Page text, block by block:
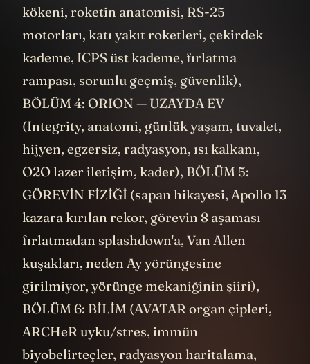
kökeni, roketin anatomisi, RS-25
motorları, katı yakıt roketleri, çekirdek
kademe, ICPS üst kademe, fırlatma
rampası, sorunlu geçmiş, güvenlik),
BÖLÜM 4: ORION — UZAYDA EV
(Integrity, anatomi, günlük yaşam, tuvalet,
hijyen, egzersiz, radyasyon, ısı kalkanı,
O2O lazer iletişim, kader), BÖLÜM 5:
GÖREVİN FİZİĞİ (sapan hikayesi, Apollo 13
kazara kırılan rekor, görevin 8 aşaması
fırlatmadan splashdown'a, Van Allen
kuşakları, neden Ay yörüngesine
girilmiyor, yörünge mekaniğinin şiiri),
BÖLÜM 6: BİLİM (AVATAR organ çipleri,
ARCHeR uyku/stres, immün
biyobelirteçler, radyasyon haritalama,